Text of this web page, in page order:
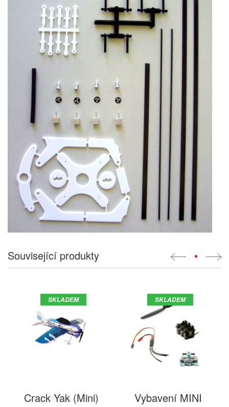
Související produkty •
Crack Yak (Mini)
SKLADEM
Vybavení MINI
SKLADEM